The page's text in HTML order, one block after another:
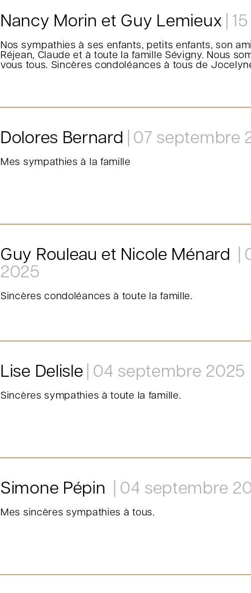
Nancy Morin et Guy Lemieux
Nos sympathies à ses enfants, petits enfants, son
Réjean, Claude et à toute la famille Sévigny. Nous
vous tous. Sincères condoléances à tous de
Dolores Bernard 07 septembre
Mes sympathies à la famille
Guy Rouleau et Nicole Ménard
2025
Sincères condoléances à toute la famille.
Lise Delisle 04 septembre 2025
Sincères sympathies à toute la famille.
Simone Pépin 04 septembre
Mes sincères sympathies à tous.